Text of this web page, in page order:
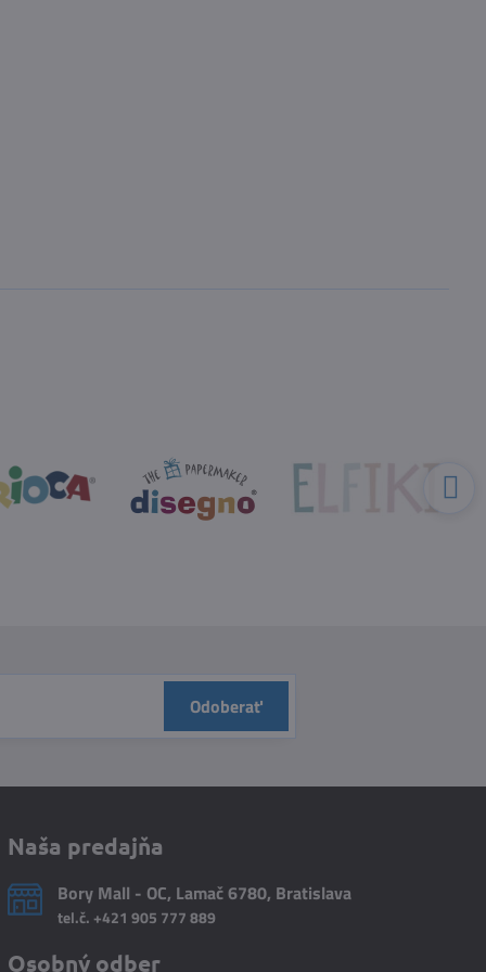
Odoberať
Naša predajňa
Bory Mall - OC, Lamač 6780, Bratislava
tel.č. +421 905 777 889
Osobný odber